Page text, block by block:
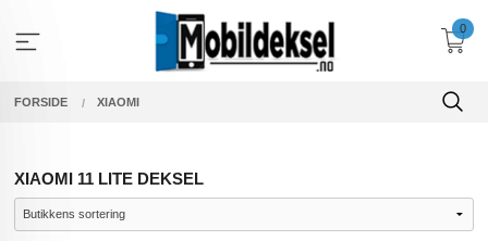
innholdet
0
FORSIDE XIAOMI
XIAOMI 11 LITE DEKSEL